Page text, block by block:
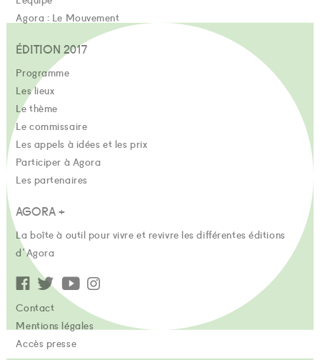
Agora : Le Mouvement
ÉDITION 2017
Programme
Les lieux
Le thème
Le commissaire
Les appels à idées et les prix
Participer à Agora
Les partenaires
AGORA +
La boîte à outil pour vivre et revivre les différentes éditions
d'Agora
Contact
Mentions légales
Accès presse